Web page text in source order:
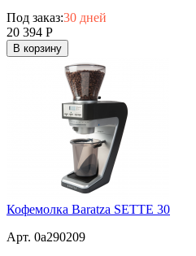
Под заказ:30 дней
20 394 Р
В корзину
Кофемолка Baratza SETTE 30
Арт. 0a290209